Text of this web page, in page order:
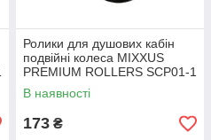
Ролики для душових кабін
подвійні колеса MIXXUS
PREMIUM ROLLERS SCP01-1
BLACK верхні (23 mm для
DIVERSE SC01, SC02, SD01)
В наявності
173 ₴